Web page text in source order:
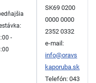
-
SK69 0200
0000 0000
2352 0332
e-mail:
info@oravs
kaporuba.sk
Telefón: 043